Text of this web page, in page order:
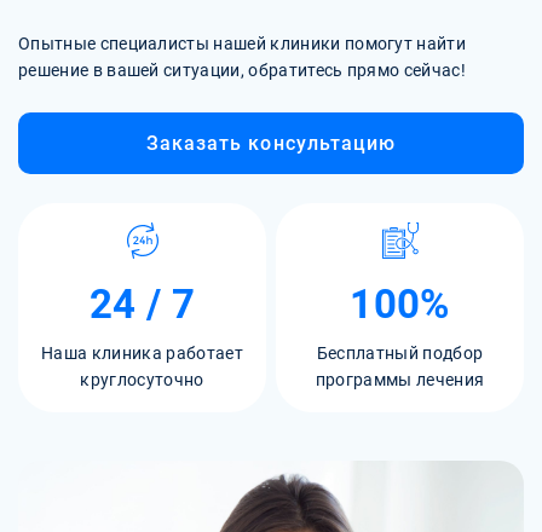
Опытные специалисты нашей клиники помогут найти
решение в вашей ситуации, обратитесь прямо сейчас!
Заказать консультацию
24 / 7
Наша клиника работает
круглосуточно
100%
Бесплатный подбор
программы лечения